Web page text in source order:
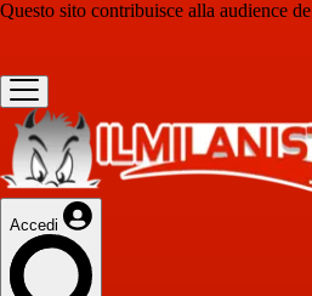
Questo sito contribuisce alla audience de
Accedi